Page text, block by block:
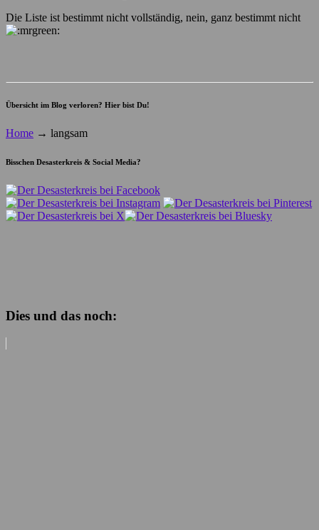
Die Liste ist bestimmt nicht vollständig, nein, ganz bestimmt nicht
Übersicht im Blog verloren? Hier bist Du!
Home → langsam
Bisschen Desasterkreis & Social Media?
Dies und das noch: